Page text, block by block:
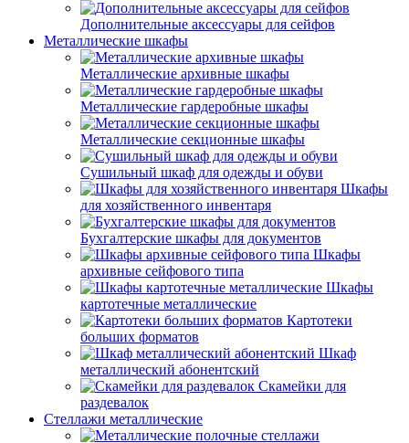
Дополнительные аксессуары для сейфов
Металлические шкафы
Металлические архивные шкафы
Металлические гардеробные шкафы
Металлические секционные шкафы
Сушильный шкаф для одежды и обуви
Шкафы
для хозяйственного инвентаря
Бухгалтерские шкафы для документов
Шкафы
архивные сейфового типа
Шкафы
картотечные металлические
Картотеки
больших форматов
Шкаф
металлический абонентский
Скамейки для
раздевалок
Стеллажи металлические